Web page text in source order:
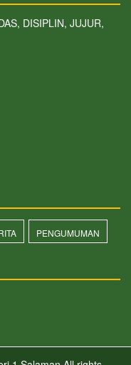
DISIPLIN, JUJUR,
PENGUMUMAN